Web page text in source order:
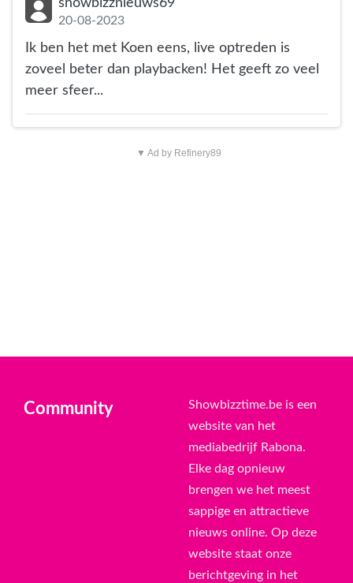
20-08-2023
Ik ben het met Koen eens, live optreden is
zoveel beter dan playbacken! Het geeft zo veel
meer sfeer...
▼ Ad by Refinery89
Community
Showbizztime.be is een
website van het
mediabedrijf Rabona.
Elke dag opnieuw
brengen we het meest
sappige en attractieve
nieuws online. Op deze
website staat onze
berichtgeving in het